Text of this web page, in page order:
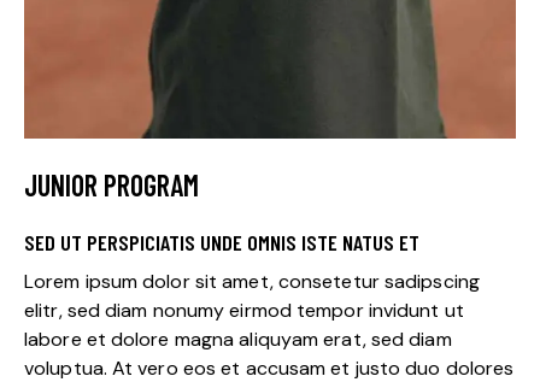
JUNIOR PROGRAM
SED UT PERSPICIATIS UNDE OMNIS ISTE NATUS ET
Lorem ipsum dolor sit amet, consetetur sadipscing
elitr, sed diam nonumy eirmod tempor invidunt ut
labore et dolore magna aliquyam erat, sed diam
voluptua. At vero eos et accusam et justo duo dolores